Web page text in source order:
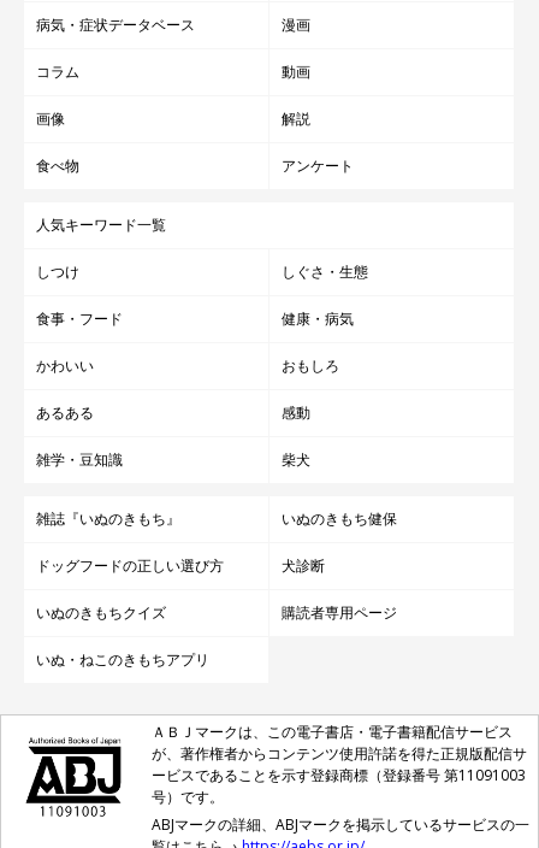
病気・症状データベース 漫画
コラム 動画
画像 解説
食べ物 アンケート
人気キーワード一覧
しつけ しぐさ・生態
食事・フード 健康・病気
かわいい おもしろ
あるある 感動
雑学・豆知識 柴犬
雑誌『いぬのきもち』 いぬのきもち健保
ドッグフードの正しい選び方 犬診断
いぬのきもちクイズ 購読者専用ページ
いぬ・ねこのきもちアプリ
ＡＢＪマークは、この電子書店・電子書籍配信サービス
が、著作権者からコンテンツ使用許諾を得た正規版配信サ
ービスであることを示す登録商標（登録番号 第11091003
号）です。
ABJマークの詳細、ABJマークを掲示しているサービスの一